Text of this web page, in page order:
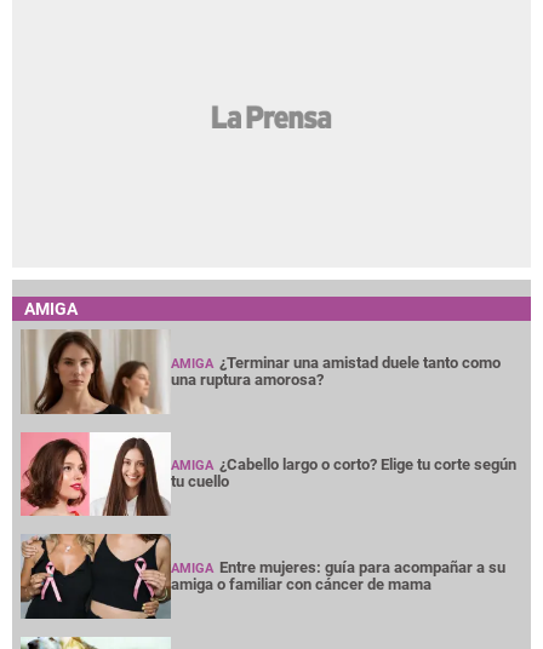
AMIGA
AMIGA ¿Terminar una amistad duele tanto como
una ruptura amorosa?
AMIGA ¿Cabello largo o corto? Elige tu corte según
tu cuello
AMIGA Entre mujeres: guía para acompañar a su
amiga o familiar con cáncer de mama